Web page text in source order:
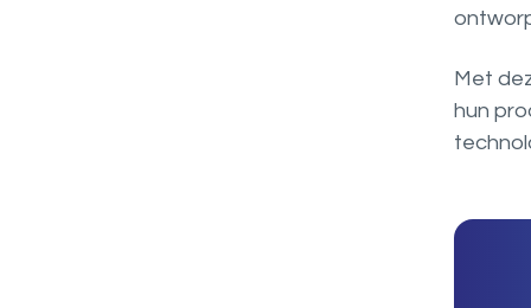
Met
hun